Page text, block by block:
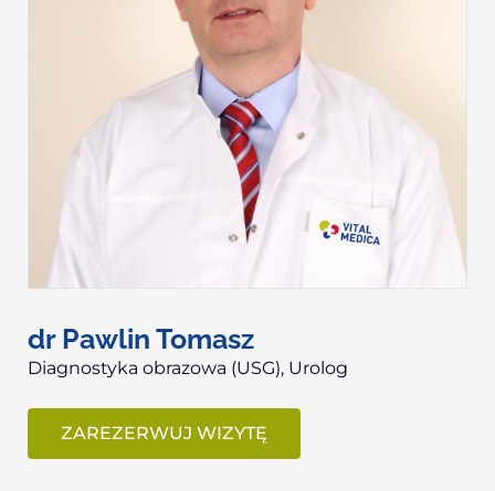
dr Pawlin Tomasz
Diagnostyka obrazowa (USG), Urolog
ZAREZERWUJ WIZYTĘ